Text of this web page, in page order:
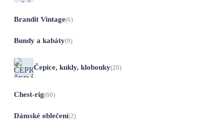
Brandit Vintage(6)
Bundy a kabáty(9)
Čepice, kukly, klobouky(20)
Chest-rig(60)
Dámské oblečení(2)